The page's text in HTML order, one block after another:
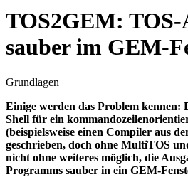
TOS2GEM: TOS-
sauber im GEM-
Grundlagen
Einige werden das Problem kennen:
Shell für ein
(beispielsweise einen Compiler aus
geschrieben, doch ohne MultiTOS
nicht ohne weiteres möglich, die
Programms sauber in ein GEM-